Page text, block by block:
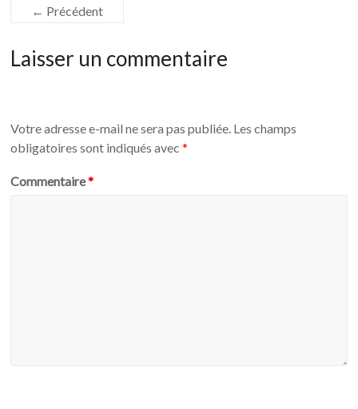
← Précédent
Laisser un commentaire
Votre adresse e-mail ne sera pas publiée. Les champs
obligatoires sont indiqués avec*
Commentaire*